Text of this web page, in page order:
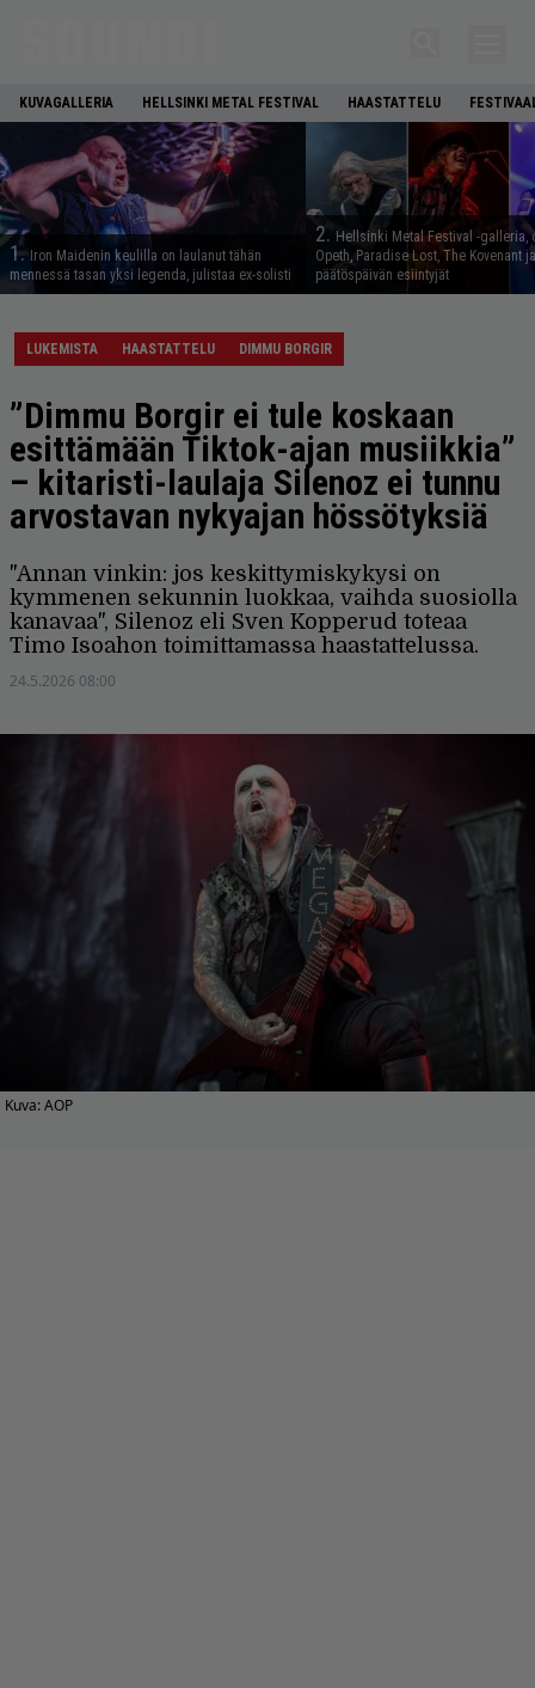
KUVAGALLERIA HELLSINKI METAL FESTIVAL HAASTATTELU
1. Iron Maidenin keulilla on laulanut tähän
mennessä tasan yksi legenda, julistaa ex-solisti
2. Hellsinki Metal Festival -galleria,
Opeth, Paradise Lost, The Kovenant
päätöspäivän esiintyjät
LUKEMISTA HAASTATTELU DIMMU BORGIR
”Dimmu Borgir ei tule koskaan
esittämään Tiktok-ajan musiikkia”
– kitaristi-laulaja Silenoz ei tunnu
arvostavan nykyajan hössötyksiä
"Annan vinkin: jos keskittymiskykysi on
kymmenen sekunnin luokkaa, vaihda suosiolla
kanavaa", Silenoz eli Sven Kopperud toteaa
Timo Isoahon toimittamassa haastattelussa.
24.5.2026 08:00
Kuva: AOP